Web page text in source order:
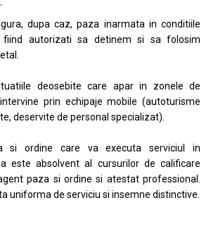
dupa caz, paza inarmata in conditiile
fiind autorizati sa detinem si sa folosim
deosebite care apar in zonele de
prin echipaje mobile (autoturisme
deservite de personal specializat).
si ordine care va executa serviciul in
este absolvent al cursurilor de calificare
paza si ordine si atestat professional.
uniforma de serviciu si insemne distinctive.